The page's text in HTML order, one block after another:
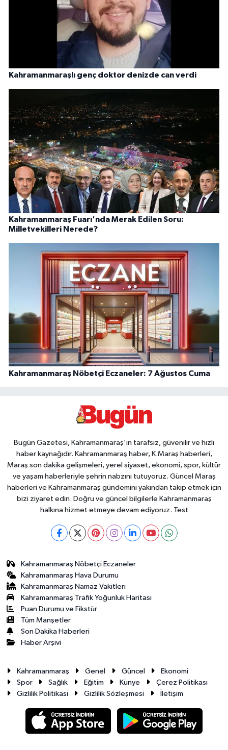
Kahramanmaraşlı genç doktor denizde can verdi
Kahramanmaraş Fuarı'nda Merak Edilen Soru:
Milletvekilleri Nerede?
Kahramanmaraş Nöbetçi Eczaneler: 7 Ağustos Cuma
Bugün Gazetesi, Kahramanmaraş’ın tarafsız, güvenilir ve hızlı
haber kaynağıdır. Kahramanmaraş haber, K.Maraş haberleri,
Maraş son dakika gelişmeleri, yerel siyaset, ekonomi, spor, kültür
ve yaşam haberleriyle şehrin nabzını tutuyoruz. Güncel Maraş
haberleri ve Kahramanmaraş gündemini yakından takip etmek için
bizi ziyaret edin. Doğru ve güncel bilgilerle Kahramanmaraş
halkına hizmet etmeye devam ediyoruz. Test
Kahramanmaraş Nöbetçi Eczaneler
Kahramanmaraş Hava Durumu
Kahramanmaraş Namaz Vakitleri
Kahramanmaraş Trafik Yoğunluk Haritası
Puan Durumu ve Fikstür
Tüm Manşetler
Son Dakika Haberleri
Haber Arşivi
Kahramanmaraş Genel Güncel
Ekonomi
Spor
Sağlık Eğitim Künye
Çerez Politikası
Gizlilik Politikası
Gizlilik Sözleşmesi İletişim